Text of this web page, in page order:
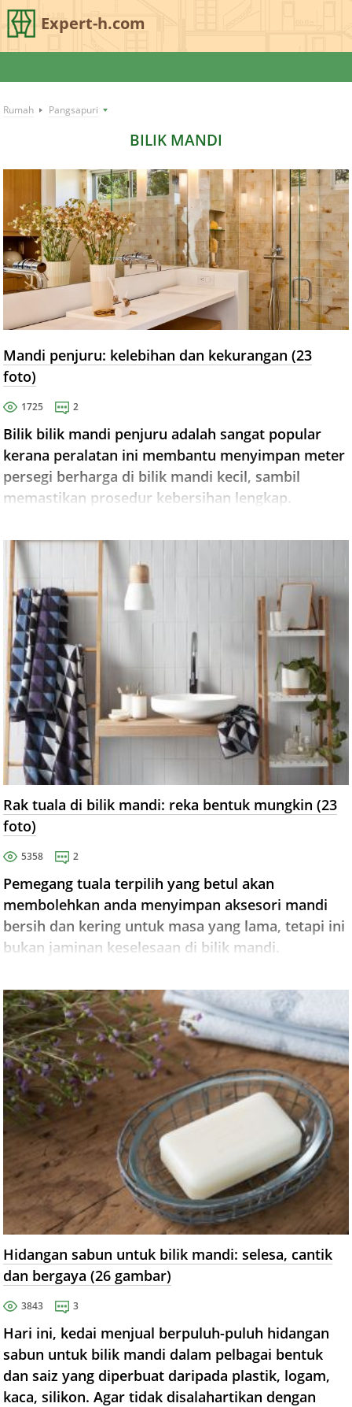
Expert-h.com
Rumah Pangsapuri
BILIK MANDI
Mandi penjuru: kelebihan dan kekurangan (23
foto)
1725 2
Bilik bilik mandi penjuru adalah sangat popular
kerana peralatan ini membantu menyimpan meter
persegi berharga di bilik mandi kecil, sambil
memastikan prosedur kebersihan lengkap.
Rak tuala di bilik mandi: reka bentuk mungkin (23
foto)
5358 2
Pemegang tuala terpilih yang betul akan
membolehkan anda menyimpan aksesori mandi
bersih dan kering untuk masa yang lama, tetapi ini
bukan jaminan keselesaan di bilik mandi.
Hidangan sabun untuk bilik mandi: selesa, cantik
dan bergaya (26 gambar)
3843 3
Hari ini, kedai menjual berpuluh-puluh hidangan
sabun untuk bilik mandi dalam pelbagai bentuk
dan saiz yang diperbuat daripada plastik, logam,
kaca, silikon. Agar tidak disalahartikan dengan